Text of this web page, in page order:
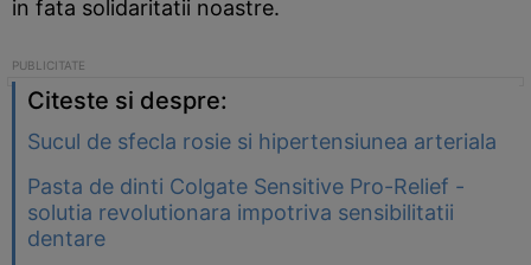
in fata solidaritatii noastre.
Citeste si despre:
Sucul de sfecla rosie si hipertensiunea arteriala
Pasta de dinti Colgate Sensitive Pro-Relief -
solutia revolutionara impotriva sensibilitatii
dentare